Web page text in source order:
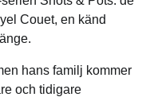
Couet, en känd
hans familj kommer
och tidigare